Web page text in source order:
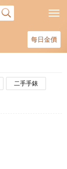
每日金價
二手手錶